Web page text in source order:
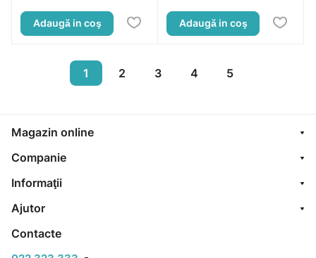
Adaugă in coş Adaugă in coş
1 2 3 4 5
Magazin online
Companie
Informaţii
Ajutor
Contacte